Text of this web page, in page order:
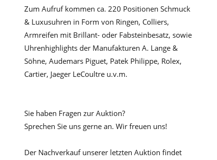
Zum Aufruf kommen ca. 220 Positionen Schmuck
& Luxusuhren in Form von Ringen, Colliers,
Armreifen mit Brillant- oder Fabsteinbesatz, sowie
Uhrenhighlights der Manufakturen A. Lange &
Söhne, Audemars Piguet, Patek Philippe, Rolex,
Cartier, Jaeger LeCoultre u.v.m.
Sie haben Fragen zur Auktion?
Sprechen Sie uns gerne an. Wir freuen uns!
Der Nachverkauf unserer letzten Auktion findet